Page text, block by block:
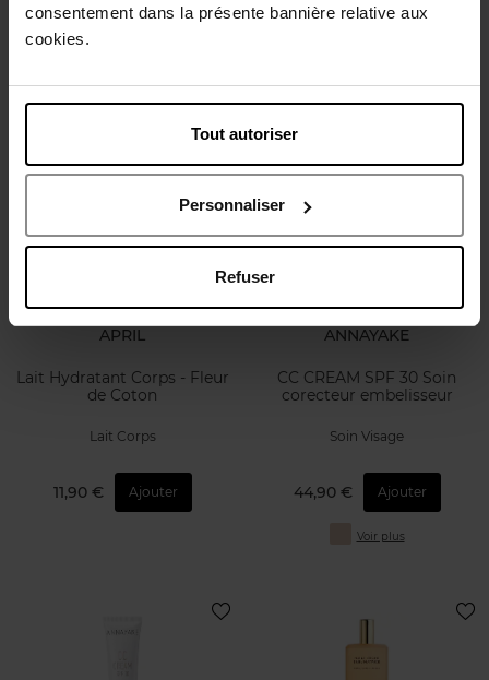
consentement dans la présente bannière relative aux
cookies.
Tout autoriser
Personnaliser
Refuser
d'Oranger
11,90 € Ajouter
Ylang
11,90 € Ajouter
APRIL
Lait Hydratant Corps - Fleur
de Coton
Lait Corps
11,90 € Ajouter
ANNAYAKE
CC CREAM SPF 30 Soin
corecteur embelisseur
Soin Visage
44,90 € Ajouter
Voir plus